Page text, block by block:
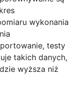
wykonania
testy
takich danych,
wyższa niż